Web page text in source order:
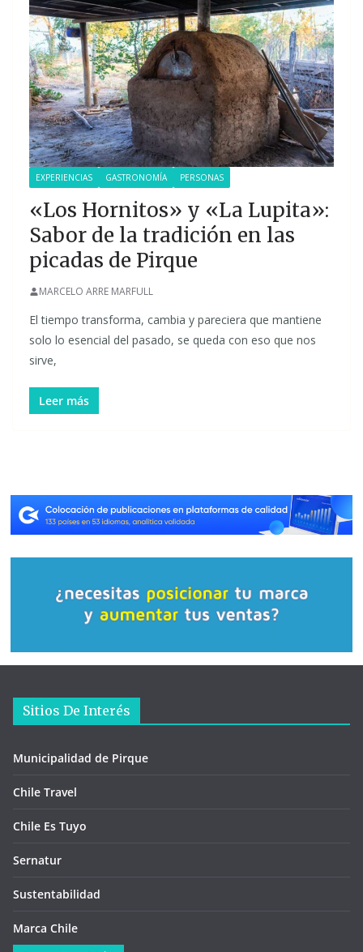
EXPERIENCIAS GASTRONOMÍA PERSONAS
«Los Hornitos» y «La Lupita»:
Sabor de la tradición en las
picadas de Pirque
MARCELO ARRE MARFULL
El tiempo transforma, cambia y pareciera que mantiene
solo lo esencial del pasado, se queda con eso que nos
sirve,
Leer más
Sitios De Interés
Municipalidad de Pirque
Chile Travel
Chile Es Tuyo
Sernatur
Sustentabilidad
Marca Chile